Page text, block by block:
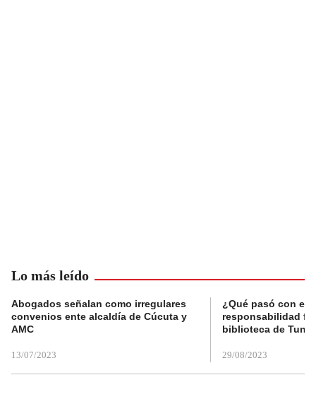
Lo más leído
Abogados señalan como irregulares
convenios ente alcaldía de Cúcuta y
AMC
13/07/2023
¿Qué pasó con el
responsabilidad
biblioteca de
29/08/2023